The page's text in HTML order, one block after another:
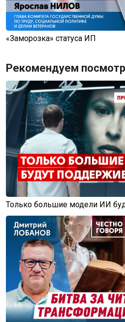
«Заморозка» статуса ИП
Рекомендуем
Только большие модели ИИ